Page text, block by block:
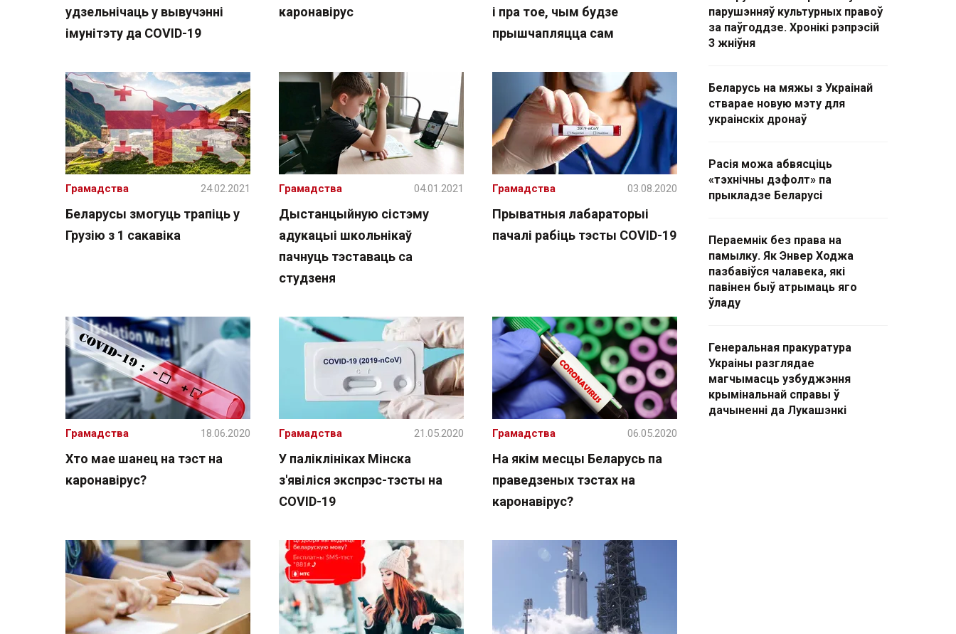
удзельнічаць у вывучэнні
імунітэту да COVID-19
каронавірус
і пра тое, чым будзе
прышчапляцца сам
Беларусы змогуць трапіць у
Грузію з 1 сакавіка
Грамадства 24.02.2021
Дыстанцыйную сістэму
адукацыі школьнікаў
пачнуць тэставаць са
студзеня
Грамадства 04.01.2021
Прыватныя лабараторыі
пачалі рабіць тэсты COVID-19
Грамадства 03.08.2020
Хто мае шанец на тэст на
каронавірус?
Грамадства 18.06.2020
У паліклініках Мінска
з'явіліся экспрэс-тэсты на
COVID-19
Грамадства 21.05.2020
На якім месцы Беларусь па
праведзеных тэстах на
каронавірус?
Грамадства 06.05.2020
парушэнняў культурных правоў
за паўгоддзе. Хронікі рэпрэсій
3 жніўня
Беларусь на мяжы з Украінай
стварае новую мэту для
украінскіх дронаў
Расія можа абвясціць
«тэхнічны дэфолт» па
прыкладзе Беларусі
Пераемнік без права на
памылку. Як Энвер Ходжа
пазбавіўся чалавека, які
павінен быў атрымаць яго
ўладу
Генеральная пракуратура
Украіны разглядае
магчымасць узбуджэння
крымінальнай справы ў
дачыненні да Лукашэнкі